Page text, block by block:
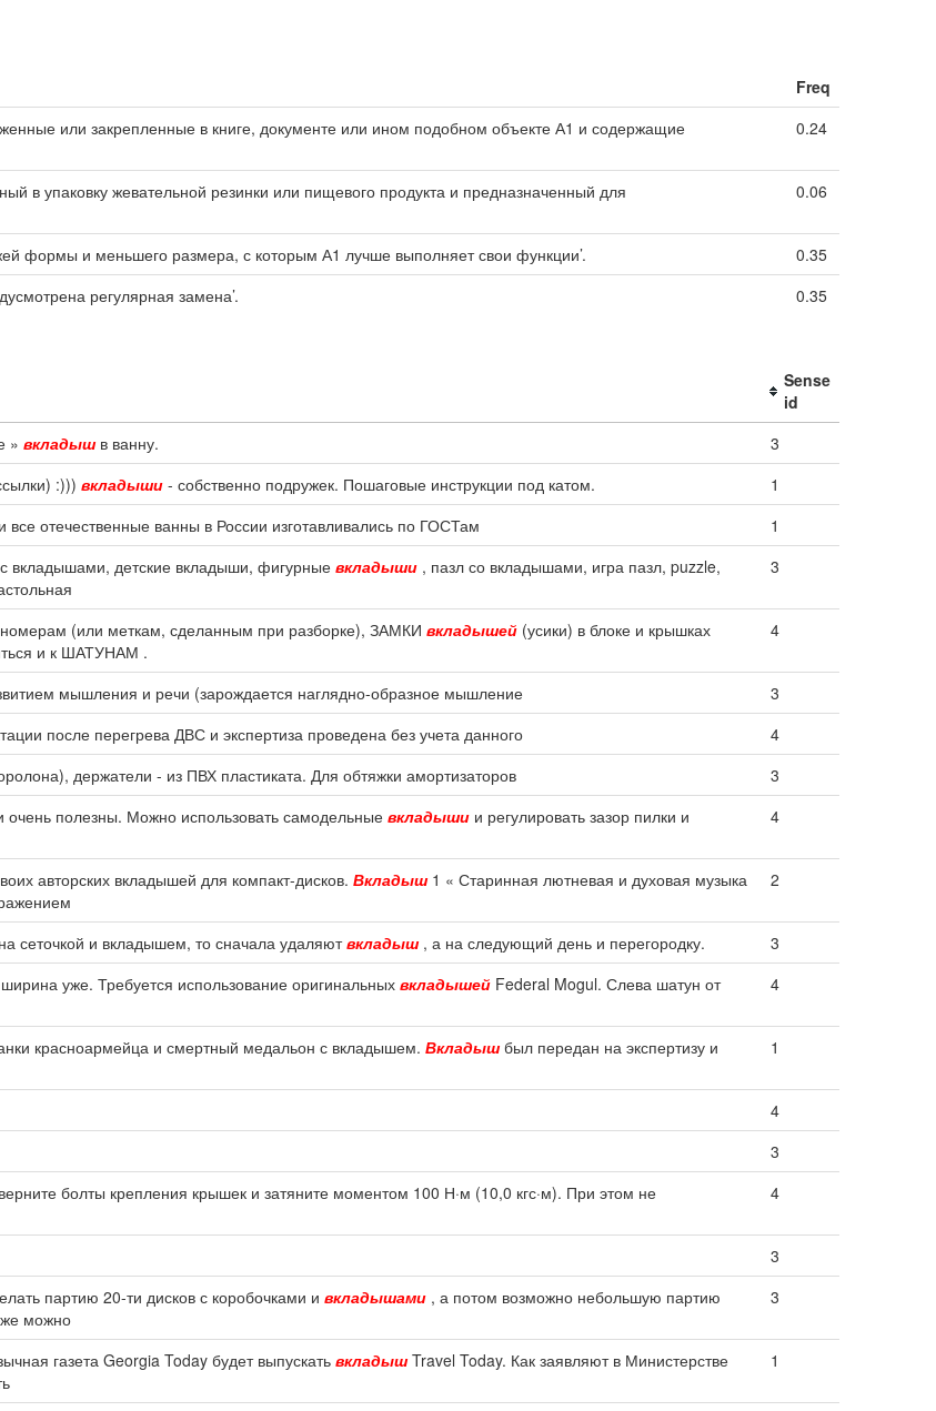
Freq
или закрепленные в книге, документе или ином подобном объекте А1 и содержащие
0.24
в упаковку жевательной резинки или пищевого продукта и предназначенный для
0.06
формы и меньшего размера, с которым А1 лучше выполняет свои функции’.
0.35
регулярная замена’. 0.35
Sense
id
» вкладышв ванну.
3
:))) вкладыши - собственно подружек. Пошаговые инструкции под катом.
1
отечественные ванны в России изготавливались по ГОСТам
1
вкладышами, детские вкладыши, фигурныевкладыши , пазл со вкладышами, игра пазл, puzzle,
3
(или меткам, сделанным при разборке), ЗАМКИ вкладышей (усики) в блоке и крышках
и к ШАТУНАМ .
4
мышления и речи (зарождается наглядно-образное мышление
3
после перегрева ДВС и экспертиза проведена без учета данного
4
держатели - из ПВХ пластиката. Для обтяжки амортизаторов
3
полезны. Можно использовать самодельные вкладыши и регулировать зазор пилки и
4
авторских вкладышей для компакт-дисков. Вкладыш1 « Старинная лютневая и духовая музыка
2
сеточкой и вкладышем, то сначала удаляютвкладыш, а на следующий день и перегородку.
3
уже. Требуется использование оригинальных вкладышей Federal Mogul. Слева шатун от
4
красноармейца и смертный медальон с вкладышем. Вкладышбыл передан на экспертизу и
1
4
3
болты крепления крышек и затяните моментом 100 Н·м (10,0 кгс·м). При этом не
4
3
партию 20-ти дисков с коробочками и вкладышами , а потом возможно небольшую партию
можно
3
газета Georgia Today будет выпускать вкладышTravel Today. Как заявляют в Министерстве
1